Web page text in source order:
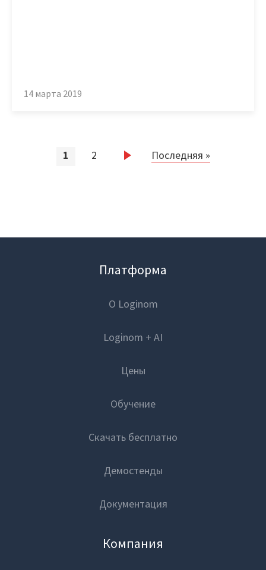
14 марта 2019
1 2 Последняя »
Платформа
О Loginom
Loginom + AI
Цены
Обучение
Скачать бесплатно
Демостенды
Документация
Компания